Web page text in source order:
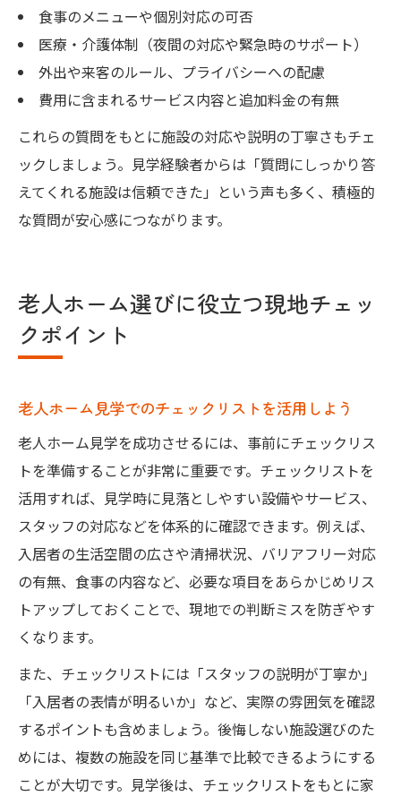
食事のメニューや個別対応の可否
医療・介護体制（夜間の対応や緊急時のサポート）
外出や来客のルール、プライバシーへの配慮
費用に含まれるサービス内容と追加料金の有無
これらの質問をもとに施設の対応や説明の丁寧さもチェ
ックしましょう。見学経験者からは「質問にしっかり答
えてくれる施設は信頼できた」という声も多く、積極的
な質問が安心感につながります。
老人ホーム選びに役立つ現地チェッ
クポイント
老人ホーム見学でのチェックリストを活用しよう
老人ホーム見学を成功させるには、事前にチェックリス
トを準備することが非常に重要です。チェックリストを
活用すれば、見学時に見落としやすい設備やサービス、
スタッフの対応などを体系的に確認できます。例えば、
入居者の生活空間の広さや清掃状況、バリアフリー対応
の有無、食事の内容など、必要な項目をあらかじめリス
トアップしておくことで、現地での判断ミスを防ぎやす
くなります。
また、チェックリストには「スタッフの説明が丁寧か」
「入居者の表情が明るいか」など、実際の雰囲気を確認
するポイントも含めましょう。後悔しない施設選びのた
めには、複数の施設を同じ基準で比較できるようにする
ことが大切です。見学後は、チェックリストをもとに家